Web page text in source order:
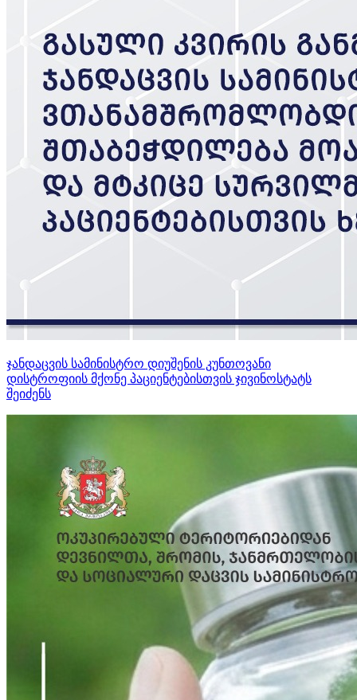
ჯანდაცვის სამინისტრო დიუშენის კუნთოვანი
დისტროფიის მქონე პაციენტებისთვის ჯივინოსტატს
შეიძენს